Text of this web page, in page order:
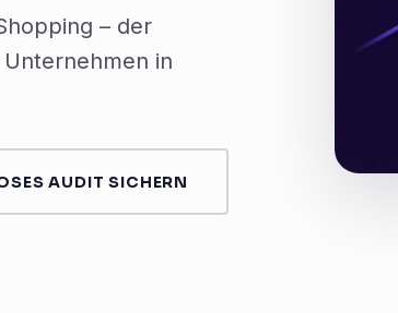
– der
in
AUDIT SICHERN